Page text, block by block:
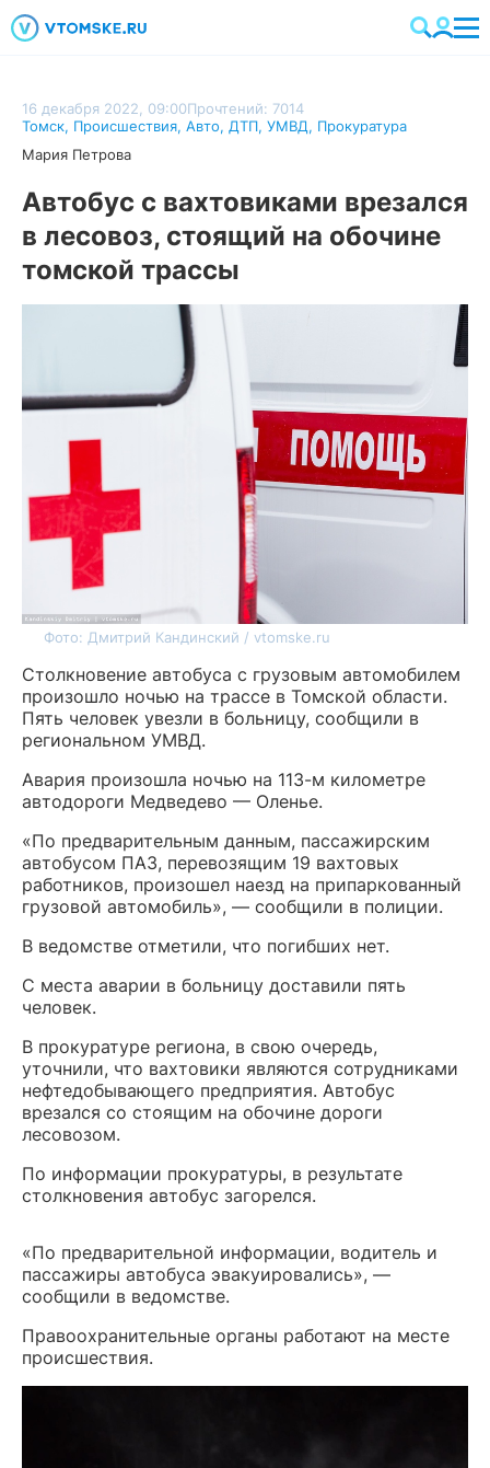
16 декабря 2022, 09:00Прочтений: 7014
Томск, Происшествия, Авто, ДТП, УМВД, Прокуратура
Мария Петрова
Автобус с вахтовиками врезался
в лесовоз, стоящий на обочине
томской трассы
Фото: Дмитрий Кандинский / vtomske.ru
Столкновение автобуса с грузовым автомобилем
произошло ночью на трассе в Томской области.
Пять человек увезли в больницу, сообщили в
региональном УМВД.
Авария произошла ночью на 113-м километре
автодороги Медведево — Оленье.
«По предварительным данным, пассажирским
автобусом ПАЗ, перевозящим 19 вахтовых
работников, произошел наезд на припаркованный
грузовой автомобиль», — сообщили в полиции.
В ведомстве отметили, что погибших нет.
С места аварии в больницу доставили пять
человек.
В прокуратуре региона, в свою очередь,
уточнили, что вахтовики являются сотрудниками
нефтедобывающего предприятия. Автобус
врезался со стоящим на обочине дороги
лесовозом.
По информации прокуратуры, в результате
столкновения автобус загорелся.
«По предварительной информации, водитель и
пассажиры автобуса эвакуировались», —
сообщили в ведомстве.
Правоохранительные органы работают на месте
происшествия.